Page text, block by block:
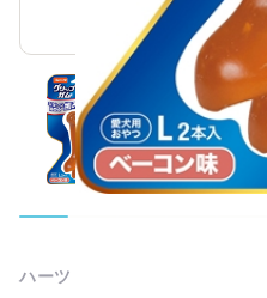
ハーツ